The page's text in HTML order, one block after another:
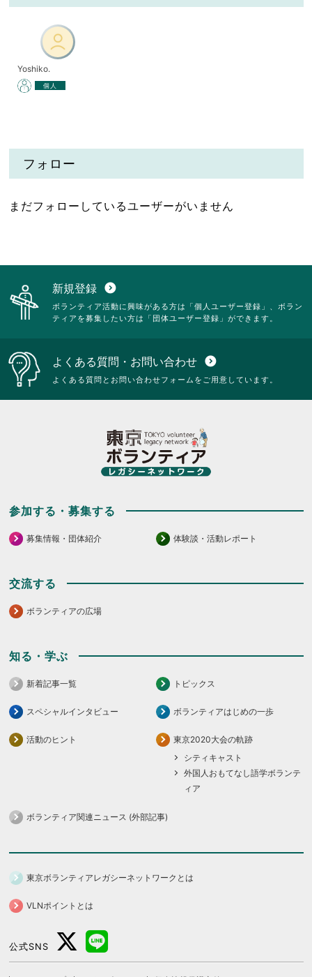
Yoshiko.
個人
フォロー
まだフォローしているユーザーがいません
新規登録 expand_circle_down
ボランティア活動に興味がある方は「個人ユーザー登録」、ボラン
ティアを募集したい方は「団体ユーザー登録」ができます。
よくある質問・お問い合わせ expand_circle_down
よくある質問とお問い合わせフォームをご用意しています。
参加する・募集する
募集情報・団体紹介 体験談・活動レポート
交流する
ボランティアの広場
知る・学ぶ
新着記事一覧 トピックス
スペシャルインタビュー ボランティアはじめの一歩
活動のヒント
東京2020大会の軌跡
シティキャスト
外国人おもてなし語学ボランテ
ィア
ボランティア関連ニュース (外部記事)
東京ボランティアレガシーネットワークとは
VLNポイントとは
公式SNS